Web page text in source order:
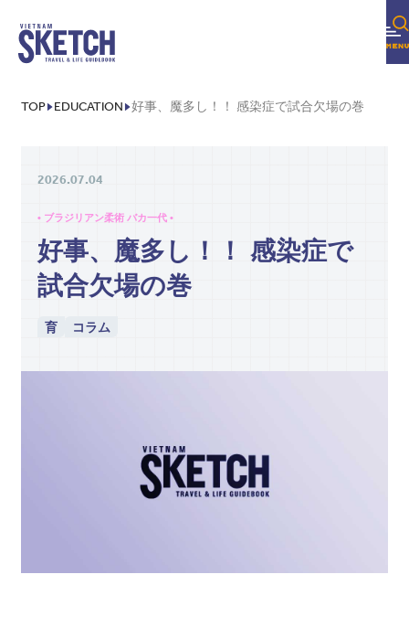
TOP EDUCATION 好事、魔多し！！ 感染症で試合欠場の巻
2026.07.04
• ブラジリアン柔術 バカ一代 •
好事、魔多し！！ 感染症で
試合欠場の巻
育 コラム